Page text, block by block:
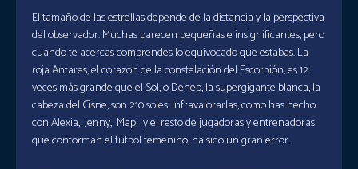
El tamaño de las estrellas depende de la distancia y la perspectiva
del observador. Muchas parecen pequeñas e insignificantes, pero
cuando te acercas comprendes lo equivocado que estabas. La
roja Antares, el corazón de la constelación del Escorpión, es 12
veces más grande que el Sol, o Deneb, la supergigante blanca, la
cabeza del Cisne, son 210 soles. Infravalorarlas, como has hecho
con Alexia, Jenny, Mapi y el resto de jugadoras y entrenadoras
que conforman el futbol femenino, ha sido un gran error.